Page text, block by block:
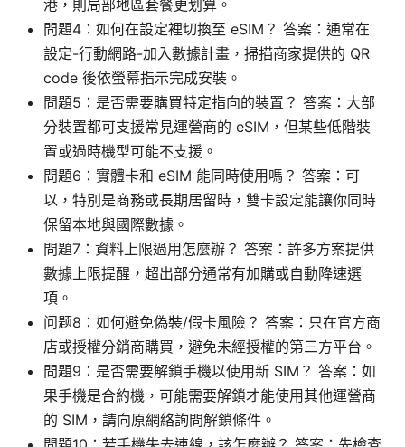
港，則局部地區套餐更划算。
問題4：如何在設定裡切換至 eSIM？ 答案：通常在
設定-行動網路-加入數據計畫，掃描商家提供的 QR
code 後依螢幕指示完成安裝。
問題5：是否需要購買特定指向的裝置？ 答案：大部
分裝置都可支援常見運營商的 eSIM，但某些低階裝
置或過時機型可能不支援。
問題6：實體卡和 eSIM 能同時使用嗎？ 答案：可
以，特別是商務或長期居留時，雙卡設定能讓你同時
保留本地與國際數據。
問題7：資料上限過用怎麼辦？ 答案：許多方案提供
數據上限提醒，超出部分通常有加購或自動降速選
項。
问题8：如何避免偽裝/假卡風險？ 答案：只在官方商
店或授權分銷商購買，避免未經授權的第三方平台。
問題9：是否需要解鎖手機以使用新 SIM？ 答案：如
果手機是合約機，可能需要解鎖才能使用其他運營商
的 SIM，請向原網絡詢問解鎖條件。